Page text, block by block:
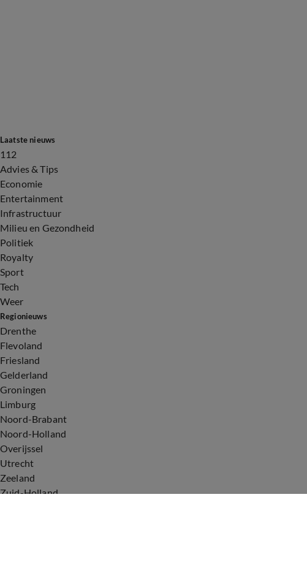
Laatste nieuws
112
Advies & Tips
Economie
Entertainment
Infrastructuur
Milieu en Gezondheid
Politiek
Royalty
Sport
Tech
Weer
Regionieuws
Drenthe
Flevoland
Friesland
Gelderland
Groningen
Limburg
Noord-Brabant
Noord-Holland
Overijssel
Utrecht
Zeeland
Zuid-Holland